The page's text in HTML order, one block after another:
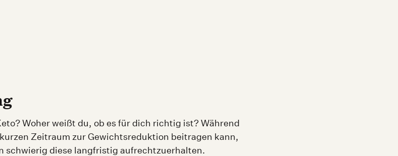
Woher weißt du, ob es für dich richtig ist? Während
Zeitraum zur Gewichtsreduktion beitragen kann,
schwierig diese langfristig aufrechtzuerhalten.